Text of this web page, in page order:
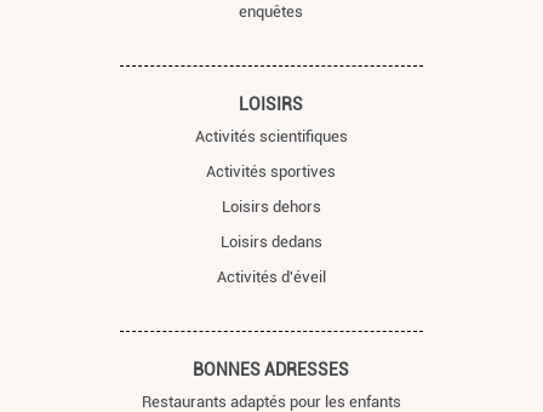
enquêtes
LOISIRS
Activités scientifiques
Activités sportives
Loisirs dehors
Loisirs dedans
Activités d'éveil
BONNES ADRESSES
Restaurants adaptés pour les enfants